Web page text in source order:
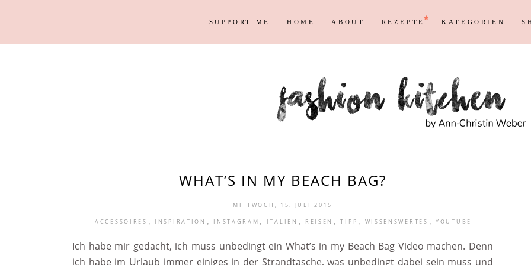
SUPPORT ME HOME ABOUT REZEPTE KATEGORIEN
Persönliches Blogging
Blog
Max
Reisen
Shopping
WHAT’S IN MY BEACH BAG?
MITTWOCH, 15. JULI 2015
ACCESSOIRES , INSPIRATION , INSTAGRAM , ITALIEN , REISEN , TIPP , WISSENSWERTES , YOUTUBE
Ich habe mir gedacht, ich muss unbedingt ein What’s in my Beach Bag Video machen. Denn
ich habe im Urlaub immer einiges in der Strandtasche, was unbedingt dabei sein muss und